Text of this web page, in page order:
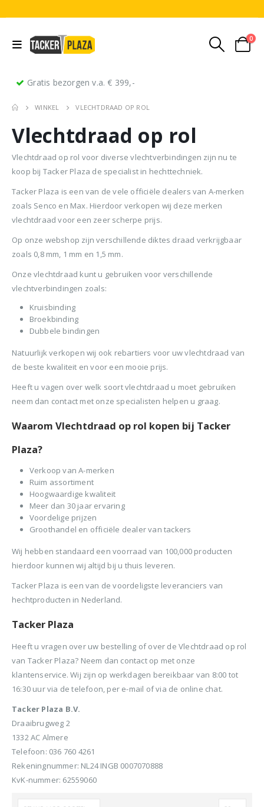
0
Gratis bezorgen v.a. € 399,-
WINKEL VLECHTDRAAD OP ROL
Vlechtdraad op rol
Vlechtdraad op rol voor diverse vlechtverbindingen zijn nu te
koop bij Tacker Plaza de specialist in hechttechniek.
Tacker Plaza is een van de vele officiële dealers van A-merken
zoals Senco en Max. Hierdoor verkopen wij deze merken
vlechtdraad voor een zeer scherpe prijs.
Op onze webshop zijn verschillende diktes draad verkrijgbaar
zoals 0,8 mm, 1 mm en 1,5 mm.
Onze vlechtdraad kunt u gebruiken voor verschillende
vlechtverbindingen zoals:
Kruisbinding
Broekbinding
Dubbele bindingen
Natuurlijk verkopen wij ook rebartiers voor uw vlechtdraad van
de beste kwaliteit en voor een mooie prijs.
Heeft u vagen over welk soort vlechtdraad u moet gebruiken
neem dan contact met onze specialisten helpen u graag.
Waarom Vlechtdraad op rol kopen bij Tacker
Plaza?
Verkoop van A-merken
Ruim assortiment
Hoogwaardige kwaliteit
Meer dan 30 jaar ervaring
Voordelige prijzen
Groothandel en officiële dealer van tackers
Wij hebben standaard een voorraad van 100,000 producten
hierdoor kunnen wij altijd bij u thuis leveren.
Tacker Plaza is een van de voordeligste leveranciers van
hechtproducten in Nederland.
Tacker Plaza
Heeft u vragen over uw bestelling of over de Vlechtdraad op rol
van Tacker Plaza? Neem dan contact op met onze
klantenservice. Wij zijn op werkdagen bereikbaar van 8:00 tot
16:30 uur via de telefoon, per e-mail of via de online chat.
Tacker Plaza B.V.
Draaibrugweg 2
1332 AC Almere
Telefoon: 036 760 4261
Rekeningnummer: NL24 INGB 0007070888
KvK-nummer: 62559060
0out of 5
(€141,27incl.
BTW)
Stinger Caps 22mm Nieten met Caps voor de CS150B 2000 stuks
0out of 5
€88,35
(€106,90incl.
BTW)
0out of 5
€79,95
(€96,74incl.
0out of 5
€ 680,00
Oorspronkelijke
€680,00.
€ 599,50Huidige
€599,50.
was:
€680,00.
is:
Senco Coilpro90 Coilnailer 45-90mm
Oorspronkelijke
€ 990,00Huidige